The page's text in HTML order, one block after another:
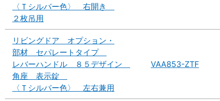
〈Ｔシルバー色〉 右開き
２枚吊用
リビングドア オプション・
部材 セパレートタイプ
レバーハンドル ８５デザイン
角座 表示錠
〈Ｔシルバー色〉 左右兼用
VAA853-ZTF